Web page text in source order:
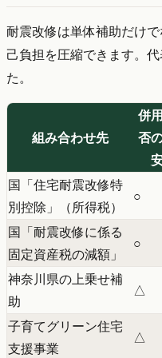
耐震改修は単体補助だけ
己負担を圧縮できます。
た。
組み合わせ先
併
否
国「住宅耐震改修特
別控除」（所得税）
○
国「耐震改修に係る
固定資産税の減額」
○
神奈川県の上乗せ補
助
△
子育てグリーン住宅
支援事業
△